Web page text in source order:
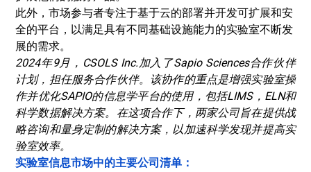
此外，市场参与者专注于基于云的部署并开发可扩展和安
全的平台，以满足具有不同基础设施能力的实验室不断发
展的需求。
2024年9月，CSOLS Inc.加入了Sapio Sciences合作伙伴
计划，担任服务合作伙伴。该协作的重点是增强实验室操
作并优化SAPIO的信息学平台的使用，包括LIMS，ELN和
科学数据解决方案。在这项合作下，两家公司旨在提供战
略咨询和量身定制的解决方案，以加速科学发现并提高实
验室效率。
实验室信息市场中的主要公司清单：